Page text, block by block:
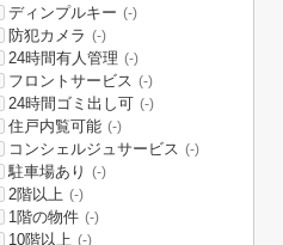
ディンプルキー (-)
防犯カメラ (-)
24時間有人管理 (-)
フロントサービス (-)
24時間ゴミ出し可 (-)
住戸内覧可能 (-)
コンシェルジュサービス (-)
駐車場あり (-)
2階以上 (-)
1階の物件 (-)
10階以上 (-)